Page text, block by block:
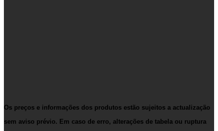
Os preços e informações dos produtos estão sujeitos a actualização
sem aviso prévio. Em caso de erro, alterações de tabela ou ruptura